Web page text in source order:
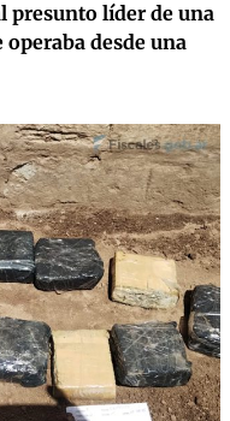
presunto líder de una
desde una